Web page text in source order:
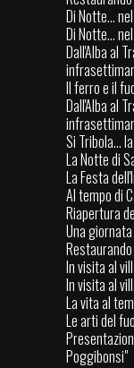
Di Notte...
Di Notte...
Dall'Alba al
Il ferro e il
Dall'Alba al
Si Tribola...
La Notte di
La Festa
Al tempo di
Riapertura
Una
In visita al
In visita al
La vita al
Le arti del
Poggibonsi"